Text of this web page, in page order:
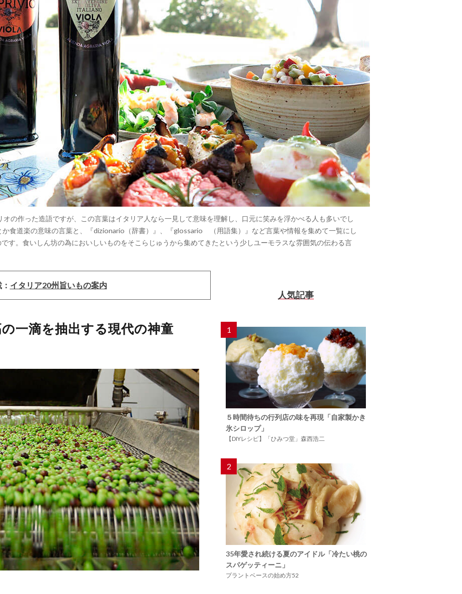
の作った造語ですが、この言葉はイタリア人なら一見して意味を理解し、口元に笑みを浮かべる人も多いでし
食道楽の意味の言葉と、『dizionario（辞書）』、『glossario （用語集）』など言葉や情報を集めて一覧にし
す。食いしん坊の為においしいものをそこらじゅうから集めてきたという少しユーモラスな雰囲気の伝わる言
イタリア20州旨いもの案内
一滴を抽出する現代の神童
人気記事
1
５時間待ちの行列店の味を再現「自家製かき
氷シロップ」
【DIYレシピ】「ひみつ堂」森西浩二
2
35年愛され続ける夏のアイドル「冷たい桃の
スパゲッティーニ」
プラントベースの始め方52